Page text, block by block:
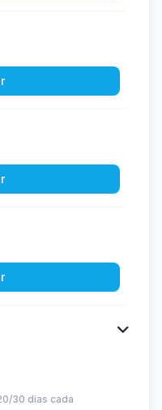
30 dias cada